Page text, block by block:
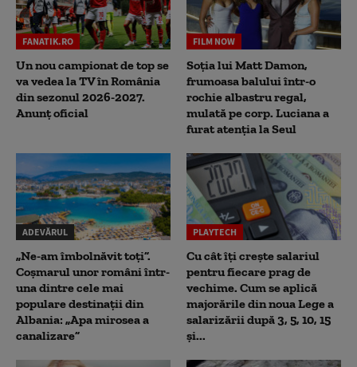
FANATIK.RO
Un nou campionat de top se
va vedea la TV în România
din sezonul 2026-2027.
Anunț oficial
FILM NOW
Soția lui Matt Damon,
frumoasa balului într-o
rochie albastru regal,
mulată pe corp. Luciana a
furat atenția la Seul
ADEVĂRUL
„Ne-am îmbolnăvit toți”.
Coșmarul unor români într-
una dintre cele mai
populare destinații din
Albania: „Apa mirosea a
canalizare”
PLAYTECH
Cu cât îți crește salariul
pentru fiecare prag de
vechime. Cum se aplică
majorările din noua Lege a
salarizării după 3, 5, 10, 15
și...